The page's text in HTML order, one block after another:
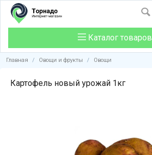
Каталог товаров
Главная / Овощи и фрукты / Овощи
Картофель новый урожай 1кг